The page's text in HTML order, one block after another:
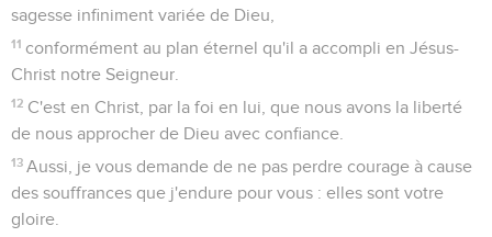
sagesse infiniment variée de Dieu,
11 conformément au plan éternel qu'il a accompli en Jésus-
Christ notre Seigneur.
12 C'est en Christ, par la foi en lui, que nous avons la liberté
de nous approcher de Dieu avec confiance.
13 Aussi, je vous demande de ne pas perdre courage à cause
des souffrances que j'endure pour vous : elles sont votre
gloire.